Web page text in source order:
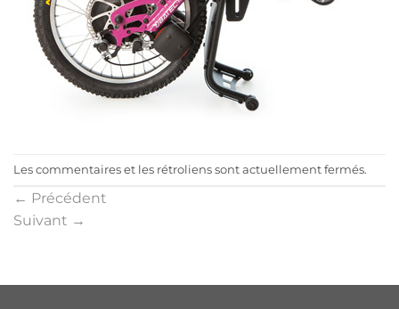
Les commentaires et les rétroliens sont actuellement fermés.
← Précédent
Suivant →